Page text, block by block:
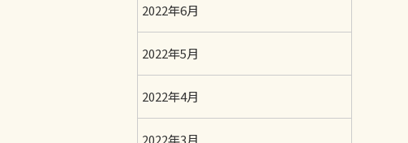
2022年6月
2022年5月
2022年4月
2022年3月